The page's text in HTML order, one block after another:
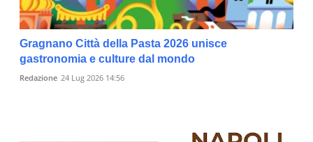
Gragnano Città della Pasta 2026 unisce
gastronomia e culture dal mondo
Redazione 24 Lug 2026 14:56